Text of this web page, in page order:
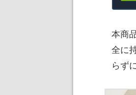
本商
全に
らず